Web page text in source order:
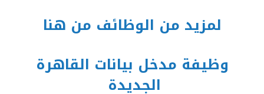
لمزيد من الوظائف من هنا
وظيفة مدخل بيانات القاهرة
الجديدة